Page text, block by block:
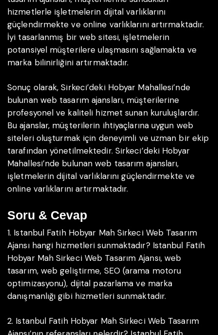
hizmetlerle işletmelerin dijital varlıklarını
güçlendirmekte ve online varlıklarını artırmaktadır.
İyi tasarlanmış bir web sitesi, işletmelerin
potansiyel müşterilere ulaşmasını sağlamakta ve
marka bilinirliğini artırmaktadır.
Sonuç olarak, Sirkeci’deki Hobyar Mahallesi’nde
bulunan web tasarım ajansları, müşterilerine
profesyonel ve kaliteli hizmet sunan kuruluşlardır.
Bu ajanslar, müşterilerin ihtiyaçlarına uygun web
siteleri oluşturmak için deneyimli ve uzman bir ekip
tarafından yönetilmektedir. Sirkeci’deki Hobyar
Mahallesi’nde bulunan web tasarım ajansları,
işletmelerin dijital varlıklarını güçlendirmekte ve
online varlıklarını artırmaktadır.
Soru & Cevap
1. Istanbul Fatih Hobyar Mah Sirkeci Web Tasarım
Ajansı hangi hizmetleri sunmaktadır?Istanbul Fatih
Hobyar Mah Sirkeci Web Tasarım Ajansı, web
tasarım, web geliştirme, SEO (arama motoru
optimizasyonu), dijital pazarlama ve marka
danışmanlığı gibi hizmetleri sunmaktadır.
2. Istanbul Fatih Hobyar Mah Sirkeci Web Tasarım